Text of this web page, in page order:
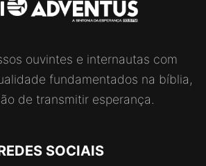
ouvintes e internautas com
fundamentados na bíblia,
de transmitir esperança.
SOCIAIS